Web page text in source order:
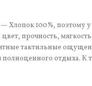
Хлопок 100%, поэтому у
прочность,
тактильные
отдыха. К